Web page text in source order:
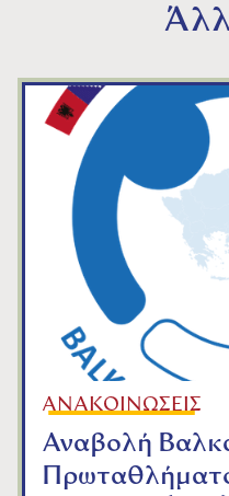
ΑΝΑΚΟΙΝΩΣΕΙΣ
Αναβολή